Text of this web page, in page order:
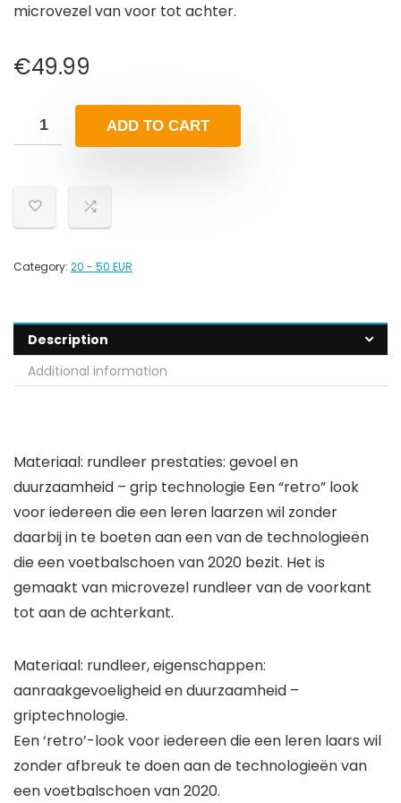
microvezel van voor tot achter.
€49.99
ADD TO CART
Category: 20 - 50 EUR
Description
Additional information
Materiaal: rundleer prestaties: gevoel en
duurzaamheid – grip technologie Een “retro” look
voor iedereen die een leren laarzen wil zonder
daarbij in te boeten aan een van de technologieën
die een voetbalschoen van 2020 bezit. Het is
gemaakt van microvezel rundleer van de voorkant
tot aan de achterkant.
Materiaal: rundleer, eigenschappen:
aanraakgevoeligheid en duurzaamheid –
griptechnologie.
Een ‘retro’-look voor iedereen die een leren laars wil
zonder afbreuk te doen aan de technologieën van
een voetbalschoen van 2020.